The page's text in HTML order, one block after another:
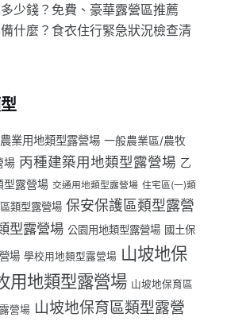
少錢？免費、豪華露營區推薦
什麼？食衣住行緊急狀況檢查清
業用地類型露營場 一般農業區/農牧
場 丙種建築用地類型露營場 乙
型露營場 交通用地類型露營場 住宅區(一)類
類型露營場 保安保護區類型露營
型露營場 公園用地類型露營場 國土保
場 學校用地類型露營場 山坡地保
用地類型露營場 山坡地保育區
營場 山坡地保育區類型露營